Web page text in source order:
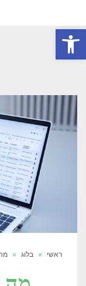
פתח סרגל נגישות
ראשי » בלוג »